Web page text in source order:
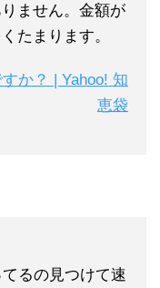
ません。 金額が
たまります。
か？ | Yahoo! 知
恵袋
るの見つけて速